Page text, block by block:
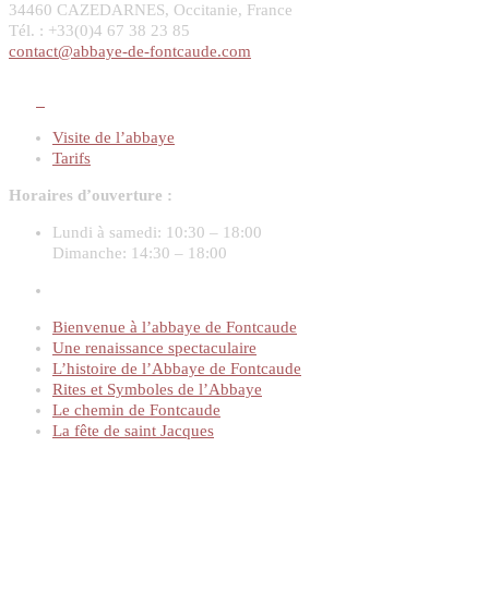
34460 CAZEDARNES, Occitanie, France
Tél. : +33(0)4 67 38 23 85
contact@abbaye-de-fontcaude.com
Visite de l’abbaye
Tarifs
Horaires d’ouverture :
Lundi à samedi: 10:30 – 18:00
Dimanche: 14:30 – 18:00
Bienvenue à l’abbaye de Fontcaude
Une renaissance spectaculaire
L’histoire de l’Abbaye de Fontcaude
Rites et Symboles de l’Abbaye
Le chemin de Fontcaude
La fête de saint Jacques